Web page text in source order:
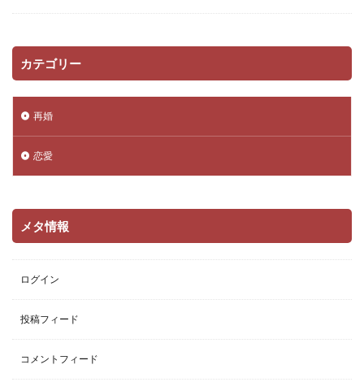
カテゴリー
再婚
恋愛
メタ情報
ログイン
投稿フィード
コメントフィード